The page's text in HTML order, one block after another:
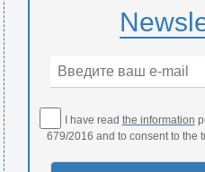
I have read the information
679/2016 and to consent to the